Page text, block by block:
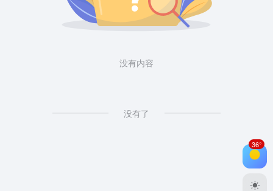
没有内容
没有了
36°